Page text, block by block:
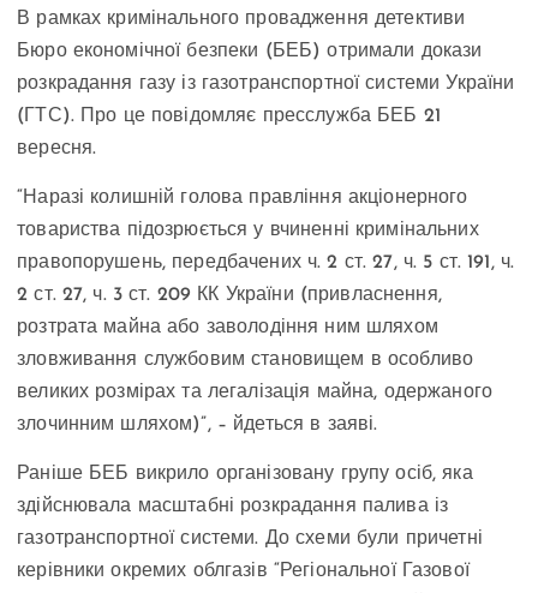
В рамках кримінального провадження детективи
Бюро економічної безпеки (БЕБ) отримали докази
розкрадання газу із газотранспортної системи України
(ГТС). Про це повідомляє пресслужба БЕБ 21
вересня.
“Наразі колишній голова правління акціонерного
товариства підозрюється у вчиненні кримінальних
правопорушень, передбачених ч. 2 ст. 27, ч. 5 ст. 191, ч.
2 ст. 27, ч. 3 ст. 209 КК України (привласнення,
розтрата майна або заволодіння ним шляхом
зловживання службовим становищем в особливо
великих розмірах та легалізація майна, одержаного
злочинним шляхом)”, – йдеться в заяві.
Раніше БЕБ викрило організовану групу осіб, яка
здійснювала масштабні розкрадання палива із
газотранспортної системи. До схеми були причетні
керівники окремих облгазів “Регіональної Газової